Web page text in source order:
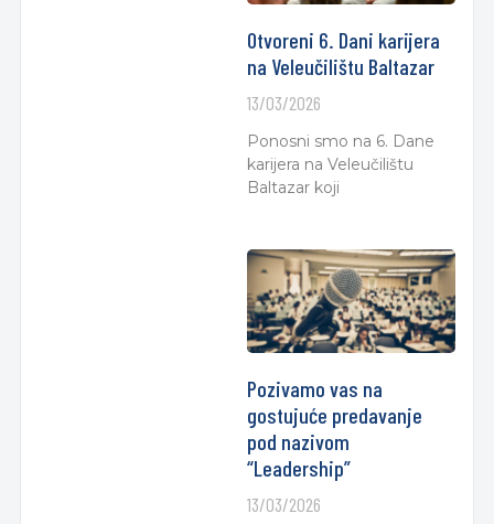
Otvoreni 6. Dani karijera
na Veleučilištu Baltazar
13/03/2026
Ponosni smo na 6. Dane
karijera na Veleučilištu
Baltazar koji
Pozivamo vas na
gostujuće predavanje
pod nazivom
“Leadership”
13/03/2026